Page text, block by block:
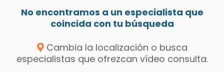
No encontramos a un especialista que
coincida con tu búsqueda
Cambia la localización o busca
especialistas que ofrezcan vídeo consulta.